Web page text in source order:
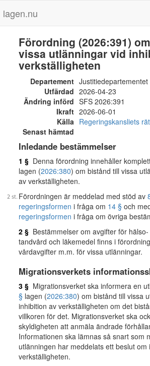
lagen.nu
Förordning (2026:391)
vissa utlänningar vid
verkställigheten
Departement Justitiedepartementet
Utfärdad 2026-04-23
Ändring införd SFS 2026:391
Ikraft 2026-06-01
Källa Regeringskansliets
Senast hämtad
Inledande bestämmelser
1 § Denna förordning innehåller
lagen (2026:380) om bistånd till vissa
av verkställigheten.
Förordningen är meddelad med stöd av
regeringsformen i fråga om 14 § och
regeringsformen i fråga om övriga
2 § Bestämmelser om avgifter för
tandvård och läkemedel finns i
vårdavgifter m.m. för vissa utlänningar.
Migrationsverkets
3 § Migrationsverket ska informera en
§ lagen (2026:380) om bistånd till vissa
inhibition av verkställigheten om det
villkoren för det. Migrationsverket ska
skyldigheten att anmäla ändrade
Informationen ska lämnas så snart som
utlänningen har meddelats ett beslut om
verkställigheten.